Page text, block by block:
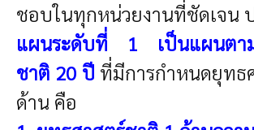
ชอบในทุกหน่วยงานที่ชัดเจน
แผนระดับที่ 1 เป็นแผนตา
ชาติ 20 ปี ที่มีการกำหนดยุทธ
ด้าน คือ